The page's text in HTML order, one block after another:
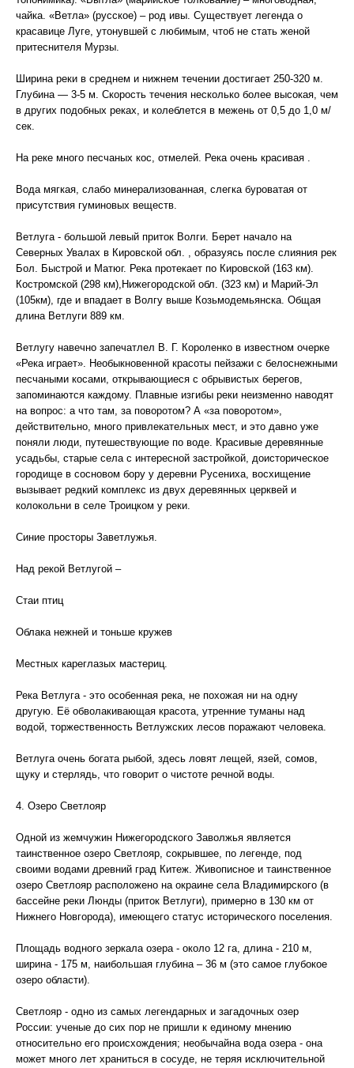
чайка. «Ветла» (русское) – род ивы. Существует легенда о
красавице Луге, утонувшей с любимым, чтоб не стать женой
притеснителя Мурзы.
Ширина реки в среднем и нижнем течении достигает 250-320 м.
Глубина — 3-5 м. Скорость течения несколько более высокая, чем
в других подобных реках, и колеблется в межень от 0,5 до 1,0 м/
сек.
На реке много песчаных кос, отмелей. Река очень красивая .
Вода мягкая, слабо минерализованная, слегка буроватая от
присутствия гуминовых веществ.
Ветлуга - большой левый приток Волги. Берет начало на
Северных Увалах в Кировской обл. , образуясь после слияния рек
Бол. Быстрой и Матюг. Река протекает по Кировской (163 км).
Костромской (298 км),Нижегородской обл. (323 км) и Марий-Эл
(105км), где и впадает в Волгу выше Козьмодемьянска. Общая
длина Ветлуги 889 км.
Ветлугу навечно запечатлел В. Г. Короленко в известном очерке
«Река играет». Необыкновенной красоты пейзажи с белоснежными
песчаными косами, открывающиеся с обрывистых берегов,
запоминаются каждому. Плавные изгибы реки неизменно наводят
на вопрос: а что там, за поворотом? А «за поворотом»,
действительно, много привлекательных мест, и это давно уже
поняли люди, путешествующие по воде. Красивые деревянные
усадьбы, старые села с интересной застройкой, доисторическое
городище в сосновом бору у деревни Русениха, восхищение
вызывает редкий комплекс из двух деревянных церквей и
колокольни в селе Троицком у реки.
Синие просторы Заветлужья.
Над рекой Ветлугой –
Стаи птиц
Облака нежней и тоньше кружев
Местных кареглазых мастериц.
Река Ветлуга - это особенная река, не похожая ни на одну
другую. Её обволакивающая красота, утренние туманы над
водой, торжественность Ветлужских лесов поражают человека.
Ветлуга очень богата рыбой, здесь ловят лещей, язей, сомов,
щуку и стерлядь, что говорит о чистоте речной воды.
4. Озеро Светлояр
Одной из жемчужин Нижегородского Заволжья является
таинственное озеро Светлояр, сокрывшее, по легенде, под
своими водами древний град Китеж. Живописное и таинственное
озеро Светлояр расположено на окраине села Владимирского (в
бассейне реки Люнды (приток Ветлуги), примерно в 130 км от
Нижнего Новгорода), имеющего статус исторического поселения.
Площадь водного зеркала озера - около 12 га, длина - 210 м,
ширина - 175 м, наибольшая глубина – 36 м (это самое глубокое
озеро области).
Светлояр - одно из самых легендарных и загадочных озер
России: ученые до сих пор не пришли к единому мнению
относительно его происхождения; необычайна вода озера - она
может много лет храниться в сосуде, не теряя исключительной